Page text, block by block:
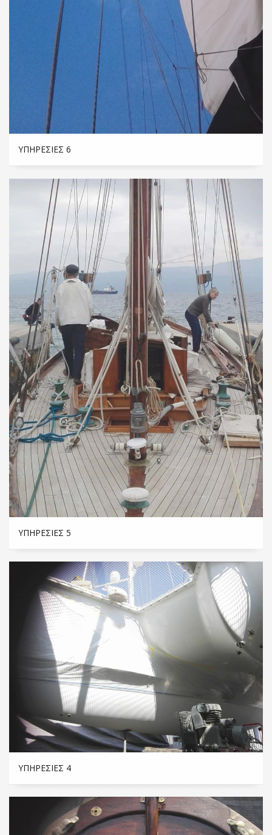
ΥΠΗΡΕΣΊΕΣ 6
ΥΠΗΡΕΣΊΕΣ 5
ΥΠΗΡΕΣΊΕΣ 4